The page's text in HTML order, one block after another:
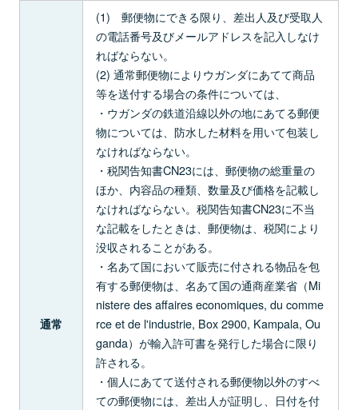
通常
(1) 郵便物にできる限り、差出人及び受取人
の電話番号及びメールアドレスを記入しなけ
ればならない。
(2) 通常郵便物によりウガンダにあてて商品
等を送付する場合の条件については、
・ウガンダの鉄道沿線以外の地にあてる郵便
物については、防水した材料を用いて包装し
なければならない。
・税関告知書CN23には、郵便物の総重量の
ほか、内容品の種類、数量及び価格を記載し
なければならない。税関告知書CN23に不当
な記載をしたときは、郵便物は、税関により
没収されることがある。
・名あて国において販売に付される物品を包
有する郵便物は、名あて国の通商産業省（Mi
nistere des affaires economiques, du comme
rce et de l'industrie, Box 2900, Kampala, Ou
ganda）が輸入許可書を発行した場合に限り
許される。
・個人にあてて送付される郵便物以外のすべ
ての郵便物には、差出人が証明し、日付を付